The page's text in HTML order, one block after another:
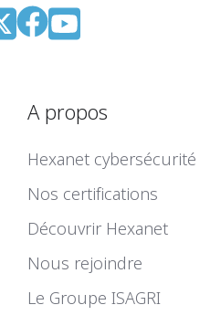
A propos
Hexanet cybersécurité
Nos certifications
Découvrir Hexanet
Nous rejoindre
Le Groupe ISAGRI